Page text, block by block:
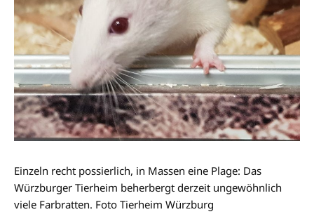
Einzeln recht possierlich, in Massen eine Plage: Das
Würzburger Tierheim beherbergt derzeit ungewöhnlich
viele Farbratten. Foto Tierheim Würzburg